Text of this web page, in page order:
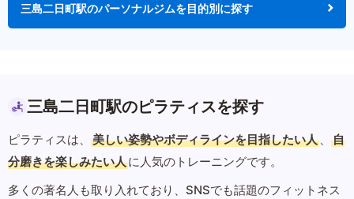
三島二日町駅のパーソナルジムを目的別に探す
三島二日町駅のピラティスを探す
ピラティスは、 美しい姿勢やボディラインを目指したい人 、
自
分磨きを楽しみたい人に人気のトレーニングです。
多くの著名人も取り入れており、SNSでも話題のフィットネス